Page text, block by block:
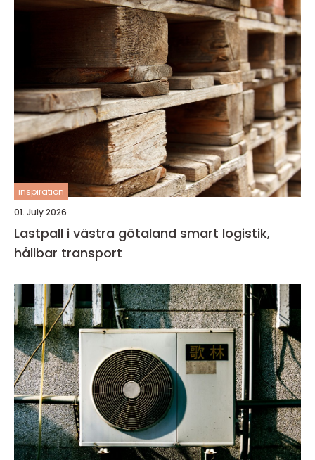
inspiration
01. July 2026
Lastpall i västra götaland smart logistik,
hållbar transport